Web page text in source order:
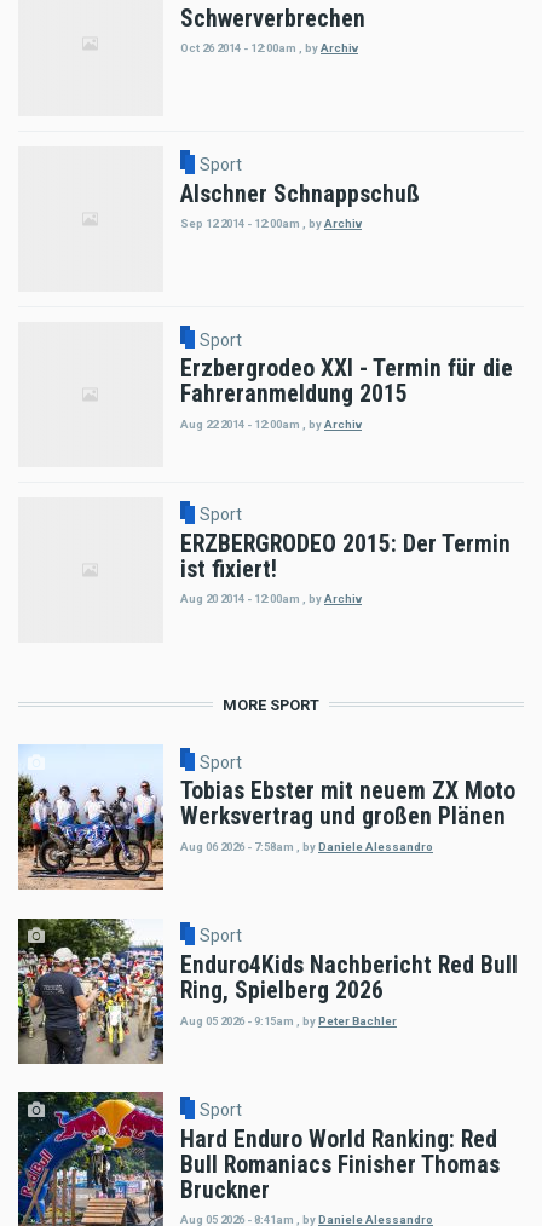
Schwerverbrechen
Oct 26 2014 - 12:00am byArchiv
Sport
Alschner Schnappschuß
Sep 12 2014 - 12:00am byArchiv
Sport
Erzbergrodeo XXI - Termin für die
Fahreranmeldung 2015
Aug 22 2014 - 12:00am byArchiv
Sport
ERZBERGRODEO 2015: Der Termin
ist fixiert!
Aug 20 2014 - 12:00am , byArchiv
MORE SPORT
Sport
Tobias Ebster mit neuem ZX Moto
Werksvertrag und großen Plänen
Aug 06 2026 - 7:58am byDaniele Alessandro
Sport
Enduro4Kids Nachbericht Red Bull
Ring, Spielberg 2026
Aug 05 2026 - 9:15am byPeter Bachler
Sport
Hard Enduro World Ranking: Red
Bull Romaniacs Finisher Thomas
Bruckner
Aug 05 2026 - 8:41am , by Daniele Alessandro